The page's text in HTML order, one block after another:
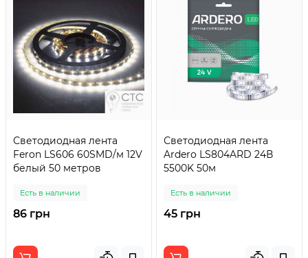
Светодиодная лента
Feron LS606 60SMD/м 12V
белый 50 метров
Есть в наличии
86 грн
Светодиодная лента
Ardero LS804ARD 24В
5500K 50м
Есть в наличии
45 грн